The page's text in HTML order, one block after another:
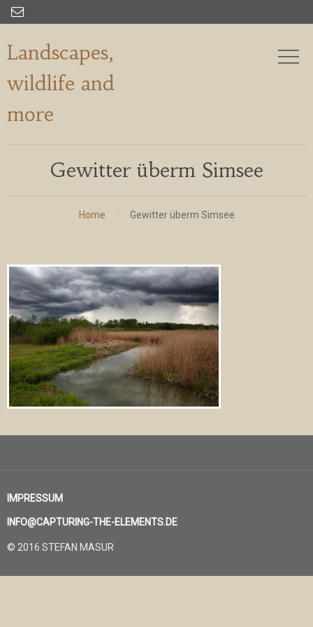

Landscapes,
wildlife and
more
Gewitter überm Simsee
Home Gewitter überm Simsee
IMPRESSUM
INFO@CAPTURING-THE-ELEMENTS.DE
© 2016 STEFAN MASUR